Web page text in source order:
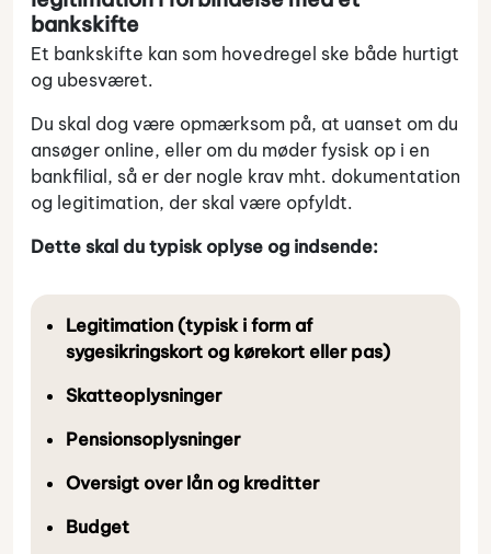
bankskifte
Et bankskifte kan som hovedregel ske både hurtigt
og ubesværet.
Du skal dog være opmærksom på, at uanset om du
ansøger online, eller om du møder fysisk op i en
bankfilial, så er der nogle krav mht. dokumentation
og legitimation, der skal være opfyldt.
Dette skal du typisk oplyse og indsende:
Legitimation (typisk i form af
sygesikringskort og kørekort eller pas)
Skatteoplysninger
Pensionsoplysninger
Oversigt over lån og kreditter
Budget